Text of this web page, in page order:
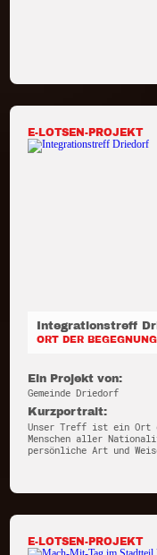
E-LOTSEN-PROJEKT
Integrationstreff
ORT DER
Ein Projekt von:
Gemeinde Driedorf
Kurzportrait:
Unser Treff ist ein Ort
Menschen aller
persönliche Art und
E-LOTSEN-PROJEKT